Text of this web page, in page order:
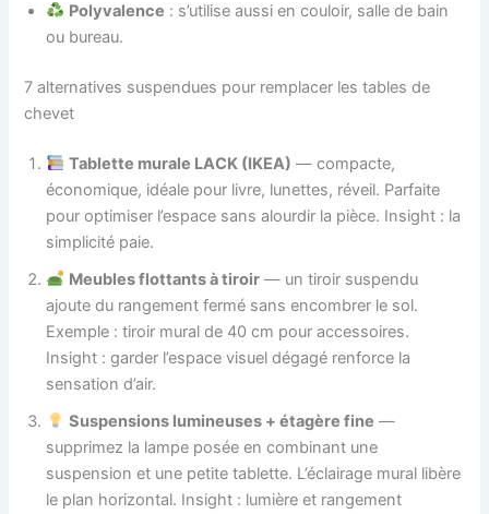
Polyvalence : s’utilise aussi en couloir, salle de bain
ou bureau.
7 alternatives suspendues pour remplacer les tables de
chevet
Tablette murale LACK (IKEA) — compacte,
économique, idéale pour livre, lunettes, réveil. Parfaite
pour optimiser l’espace sans alourdir la pièce. Insight : la
simplicité paie.
Meubles flottants à tiroir — un tiroir suspendu
ajoute du rangement fermé sans encombrer le sol.
Exemple : tiroir mural de 40 cm pour accessoires.
Insight : garder l’espace visuel dégagé renforce la
sensation d’air.
Suspensions lumineuses + étagère fine —
supprimez la lampe posée en combinant une
suspension et une petite tablette. L’éclairage mural libère
le plan horizontal. Insight : lumière et rangement